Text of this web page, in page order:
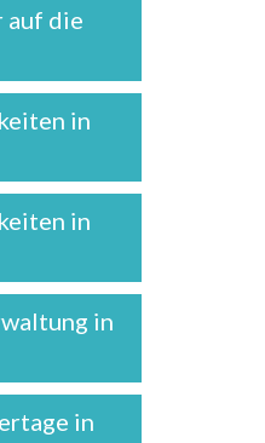
auf die
in
in
in
in